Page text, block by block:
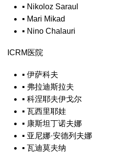
▪ Nikoloz Saraul
▪ Mari Mikad
▪ Nino Chalauri
ICRM医院
▪ 伊萨科夫
▪ 弗拉迪斯拉夫
▪ 科涅耶夫伊戈尔
▪ 瓦西里耶娃
▪ 康斯坦丁诺夫娜
▪ 亚尼娜·安德列夫娜
▪ 瓦迪莫夫纳